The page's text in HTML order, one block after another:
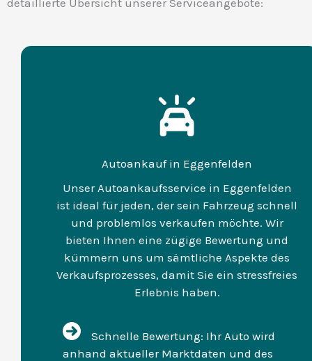
detaillierte Übersicht unserer Serviceangebote:
Autoankauf in Eggenfelden
Unser Autoankaufsservice in Eggenfelden
ist ideal für jeden, der sein Fahrzeug schnell
und problemlos verkaufen möchte. Wir
bieten Ihnen eine zügige Bewertung und
kümmern uns um sämtliche Aspekte des
Verkaufsprozesses, damit Sie ein stressfreies
Erlebnis haben.
Schnelle Bewertung: Ihr Auto wird
anhand aktueller Marktdaten und des